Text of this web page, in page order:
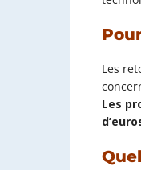
Les
Les